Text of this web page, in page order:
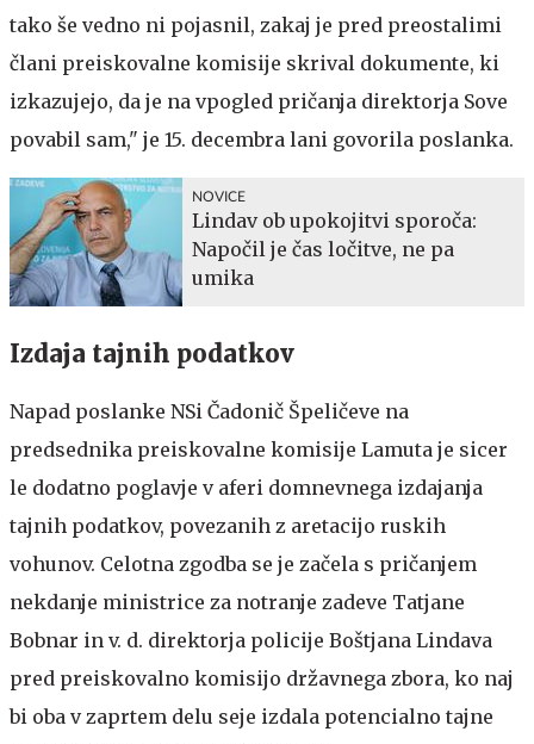
tako še vedno ni pojasnil, zakaj je pred preostalimi
člani preiskovalne komisije skrival dokumente, ki
izkazujejo, da je na vpogled pričanja direktorja Sove
povabil sam," je 15. decembra lani govorila poslanka.
NOVICE
Lindav ob upokojitvi sporoča:
Napočil je čas ločitve, ne pa
umika
Izdaja tajnih podatkov
Napad poslanke NSi Čadonič Špeličeve na
predsednika preiskovalne komisije Lamuta je sicer
le dodatno poglavje v aferi domnevnega izdajanja
tajnih podatkov, povezanih z aretacijo ruskih
vohunov. Celotna zgodba se je začela s pričanjem
nekdanje ministrice za notranje zadeve Tatjane
Bobnar in v. d. direktorja policije Boštjana Lindava
pred preiskovalno komisijo državnega zbora, ko naj
bi oba v zaprtem delu seje izdala potencialno tajne